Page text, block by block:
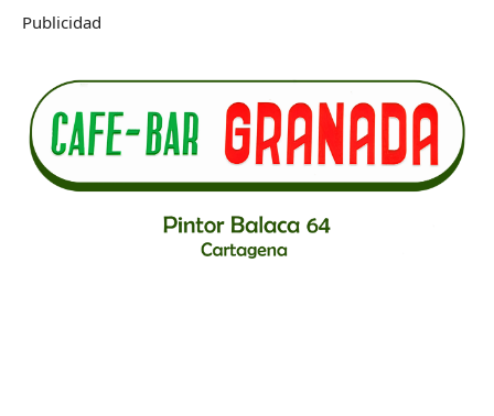
Publicidad